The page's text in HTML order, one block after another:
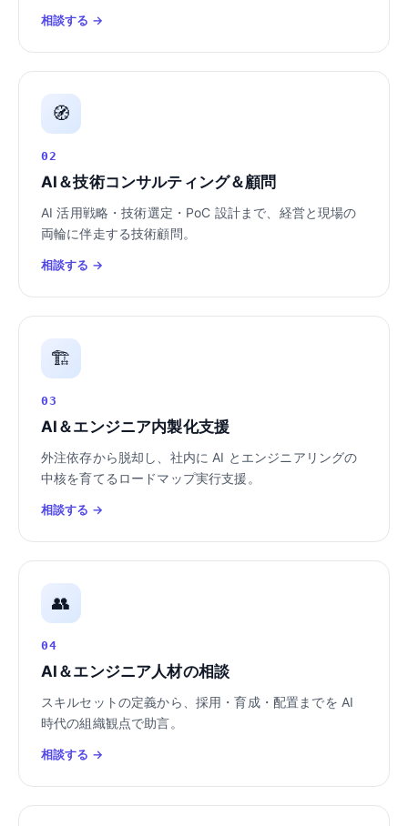
相談する →
🧭
02
AI＆技術コンサルティング＆顧問
AI 活用戦略・技術選定・PoC 設計まで、経営と現場の
両輪に伴走する技術顧問。
相談する →
🏗️
03
AI＆エンジニア内製化支援
外注依存から脱却し、社内に AI とエンジニアリングの
中核を育てるロードマップ実行支援。
相談する →
👥
04
AI＆エンジニア人材の相談
スキルセットの定義から、採用・育成・配置までを AI
時代の組織観点で助言。
相談する →